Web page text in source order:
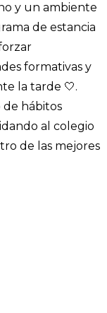
y un ambiente
de estancia
formativas y
la tarde 🤍.
hábitos
al colegio
de las mejores